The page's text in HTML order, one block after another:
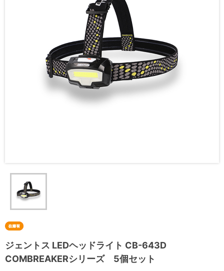
ジェントス LEDヘッドライト CB-643D
COMBREAKERシリーズ 5個セット